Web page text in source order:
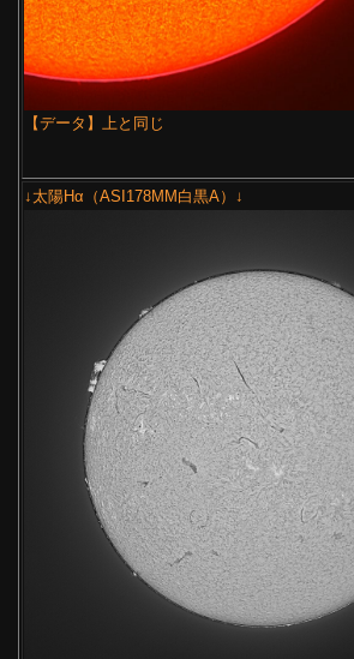
【データ】上と同じ
↓太陽Hα（ASI178MM白黒A）↓